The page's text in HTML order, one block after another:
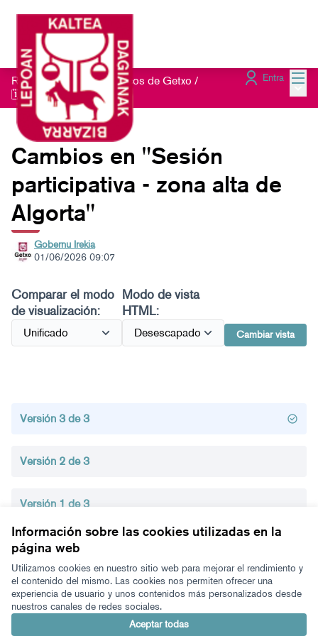
Información sobre las cookies utilizadas en la
página web
Utilizamos cookies en nuestro sitio web para mejorar el rendimiento y
el contenido del mismo. Las cookies nos permiten ofrecer una
experiencia de usuario y unos contenidos más personalizados desde
nuestros canales de redes sociales.
Aceptar todas
Entra
Red de Refugios Climáticos de Getxo /
🗓️Sesiones presenciales
Cambios en "Sesión
participativa - zona alta de
Algorta"
Gobernu Irekia
01/06/2026 09:07
Comparar el modo
de visualización:
Modo de vista
HTML:
Cambiar vista
Versión 3 de 3
Versión 2 de 3
Versión 1 de 3
Términos y condiciones de uso
Configuración de cookies
Zeugaz en X
(Enlace externo)
Zeugaz en Facebook
(Enlace externo)
Zeugaz en Instagram
(Enlace externo)
Zeugaz en YouTube
(Enlace externo)
Zeugaz en GitHub
(Enlace externo)
Castellano
Aukeratu hizkuntzaElegir el idioma